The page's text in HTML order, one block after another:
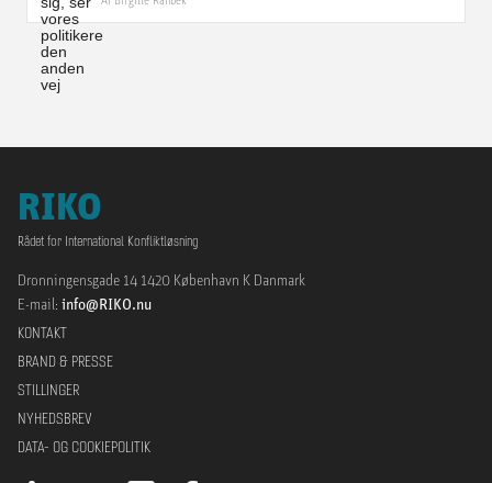
RIKO
Rådet for International Konfliktløsning
Dronningensgade 14 1420 København K Danmark
E-mail: info@RIKO.nu
KONTAKT
BRAND & PRESSE
STILLINGER
NYHEDSBREV
DATA- OG COOKIEPOLITIK